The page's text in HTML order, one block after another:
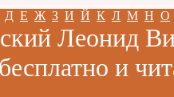
Д Е Ж З И Й К Л М Н О
Леонид
бесплатно и